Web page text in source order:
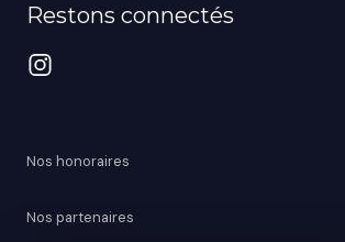
Restons connectés
Nos honoraires
Nos partenaires